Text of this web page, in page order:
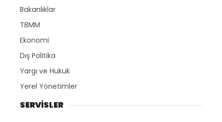
Bakanlıklar
TBMM
Ekonomi
Dış Politika
Yargı ve Hukuk
Yerel Yönetimler
SERVİSLER